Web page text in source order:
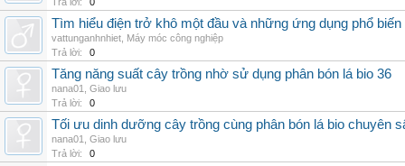
Tìm hiểu điện trở khô một đầu và những ứng dụng phổ
vattunganhnhiet Máy móc công nghiệp
Trả lời:
0
Tăng năng suất cây trồng nhờ sử dụng phân bón lá bio 36
nana01
Giao lưu
Trả lời:
0
Tối ưu dinh dưỡng cây trồng cùng phân bón lá bio chuyên
nana01
Giao lưu
Trả lời:
0